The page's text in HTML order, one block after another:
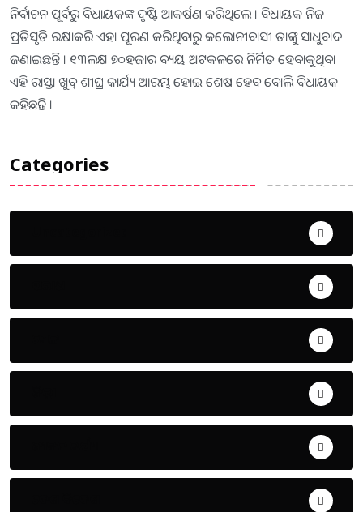
ନିର୍ବାଚନ ପୂର୍ବରୁ ବିଧାୟକଙ୍କ ଦୃଷ୍ଟି ଆକର୍ଷଣ କରିଥିଲେ । ବିଧାୟକ ନିଜ
ପ୍ରତିସୃତି ରକ୍ଷାକରି ଏହା ପୂରଣ କରିଥିବାରୁ କଲୋନୀବାସୀ ତାଙ୍କୁ ସାଧୁବାଦ
ଜଣାଇଛନ୍ତି । ୧୩ଲକ୍ଷ ୭୦ହଜାର ବ୍ୟୟ ଅଟକଳରେ ନିର୍ମିତ ହେବାକୁଥିବା
ଏହି ରାସ୍ତା ଖୁବ୍ ଶୀଘ୍ର କାର୍ଯ୍ୟ ଆରମ୍ଭ ହୋଇ ଶେଷ ହେବ ବୋଲି ବିଧାୟକ
କହିଛନ୍ତି ।
Categories